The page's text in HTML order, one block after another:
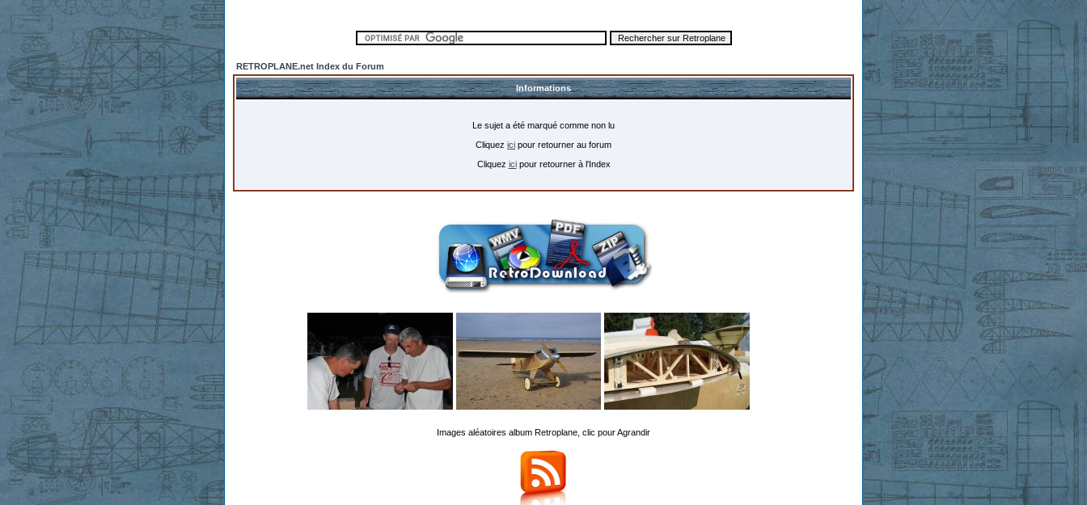
RETROPLANE.net Index du Forum
Informations
Le sujet a été marqué comme non lu
Cliquez ici pour retourner au forum
Cliquez icipour retourner à l'Index
Images aléatoires album Retroplane, clic pour Agrandir